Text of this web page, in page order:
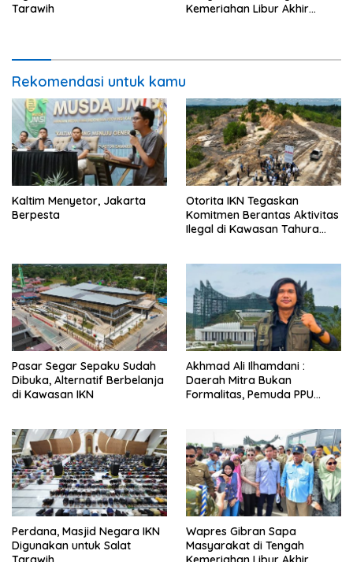
Tarawih
Kemeriahan Libur Akhir
Rekomendasi untuk kamu
Kaltim Menyetor, Jakarta
Berpesta
Otorita IKN Tegaskan
Komitmen Berantas Aktivitas
Ilegal di Kawasan Tahura
Pasar Segar Sepaku Sudah
Dibuka, Alternatif Berbelanja
di Kawasan IKN
Akhmad Ali Ilhamdani :
Daerah Mitra Bukan
Formalitas, Pemuda PPU
Perdana, Masjid Negara IKN
Digunakan untuk Salat
Wapres Gibran Sapa
Masyarakat di Tengah